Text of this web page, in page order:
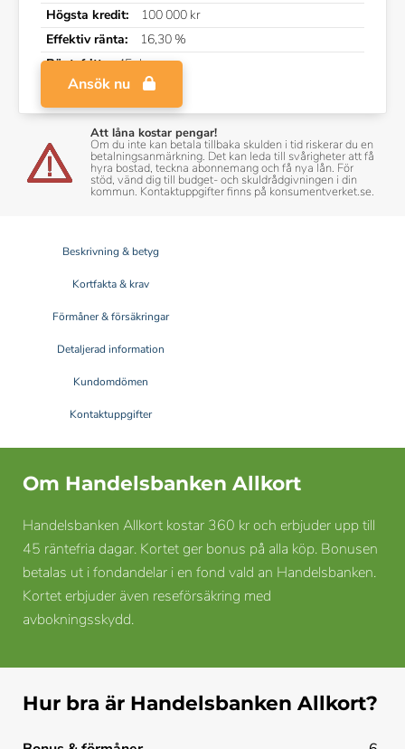
Högsta kredit:
100 000 kr
Effektiv ränta:
16,30 %
Räntefritt:
45 dagar
Ansök nu
Att låna kostar pengar!
Om du inte kan betala tillbaka skulden i tid riskerar du en
betalningsanmärkning. Det kan leda till svårigheter att få
hyra bostad, teckna abonnemang och få nya lån. För
stöd, vänd dig till budget- och skuldrådgivningen i din
kommun. Kontaktuppgifter finns på konsumentverket.se.
Beskrivning & betyg
Kortfakta & krav
Förmåner & försäkringar
Detaljerad information
Kundomdömen
Kontaktuppgifter
Om Handelsbanken Allkort
Handelsbanken Allkort kostar 360 kr och erbjuder upp till
45 räntefria dagar. Kortet ger bonus på alla köp. Bonusen
betalas ut i fondandelar i en fond vald an Handelsbanken.
Kortet erbjuder även reseförsäkring med
avbokningsskydd.
Hur bra är Handelsbanken Allkort?